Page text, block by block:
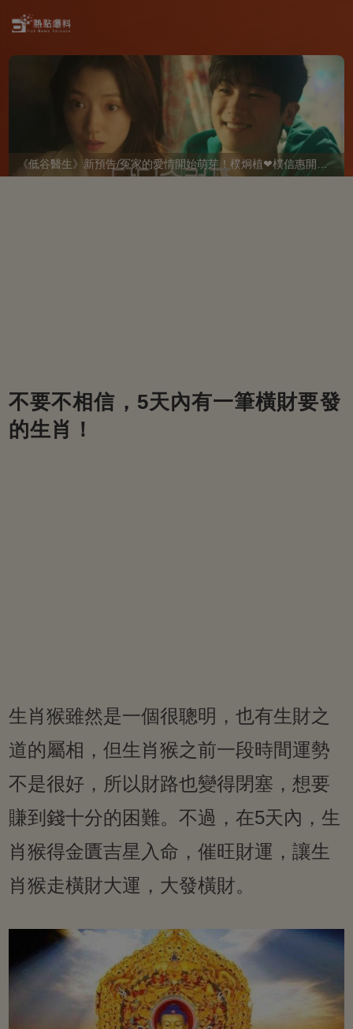
《低谷醫生》新預告/冤家的愛情開始萌芽！樸炯植❤樸信惠開啓「同居生活」互相共鳴、安慰~
不要不相信，5天內有一筆橫財要發
的生肖！
生肖猴雖然是一個很聰明，也有生財之
道的屬相，但生肖猴之前一段時間運勢
不是很好，所以財路也變得閉塞，想要
賺到錢十分的困難。不過，在5天內，生
肖猴得金匱吉星入命，催旺財運，讓生
肖猴走橫財大運，大發橫財。